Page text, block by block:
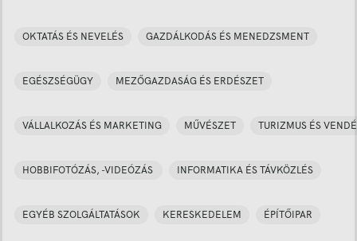
OKTATÁS ÉS NEVELÉS GAZDÁLKODÁS ÉS MENEDZSMENT
EGÉSZSÉGÜGY MEZŐGAZDASÁG ÉS ERDÉSZET
VÁLLALKOZÁS ÉS MARKETING MŰVÉSZET TURIZMUS ÉS
HOBBIFOTÓZÁS, -VIDEÓZÁS INFORMATIKA ÉS TÁVKÖZLÉS
EGYÉB SZOLGÁLTATÁSOK KERESKEDELEM ÉPÍTŐIPAR